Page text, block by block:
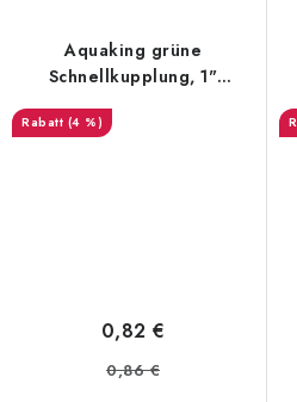
Aquaking grüne
Schnellkupplung, 1"
Innengewinde, männlich
(4 %)
0,82 €
0,86 €